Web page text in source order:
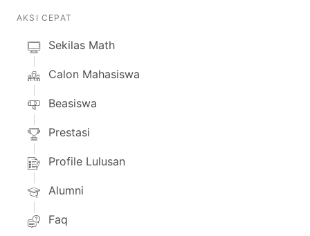
AKSI CEPAT
Sekilas Math
Calon Mahasiswa
Beasiswa
Prestasi
Profile Lulusan
Alumni
Faq